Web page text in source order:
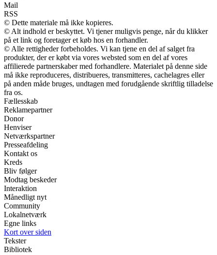
Mail
RSS
© Dette materiale må ikke kopieres.
© Alt indhold er beskyttet. Vi tjener muligvis penge, når du klikker
på et link og foretager et køb hos en forhandler.
© Alle rettigheder forbeholdes. Vi kan tjene en del af salget fra
produkter, der er købt via vores websted som en del af vores
affilierede partnerskaber med forhandlere. Materialet på denne side
må ikke reproduceres, distribueres, transmitteres, cachelagres eller
på anden måde bruges, undtagen med forudgående skriftlig tilladelse
fra os.
Fællesskab
Reklamepartner
Donor
Henviser
Netværkspartner
Presseafdeling
Kontakt os
Kreds
Bliv følger
Modtag beskeder
Interaktion
Månedligt nyt
Community
Lokalnetværk
Egne links
Kort over siden
Tekster
Bibliotek